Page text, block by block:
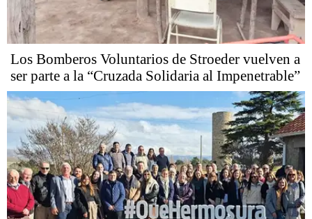
Los Bomberos Voluntarios de Stroeder vuelven a
ser parte a la “Cruzada Solidaria al Impenetrable”